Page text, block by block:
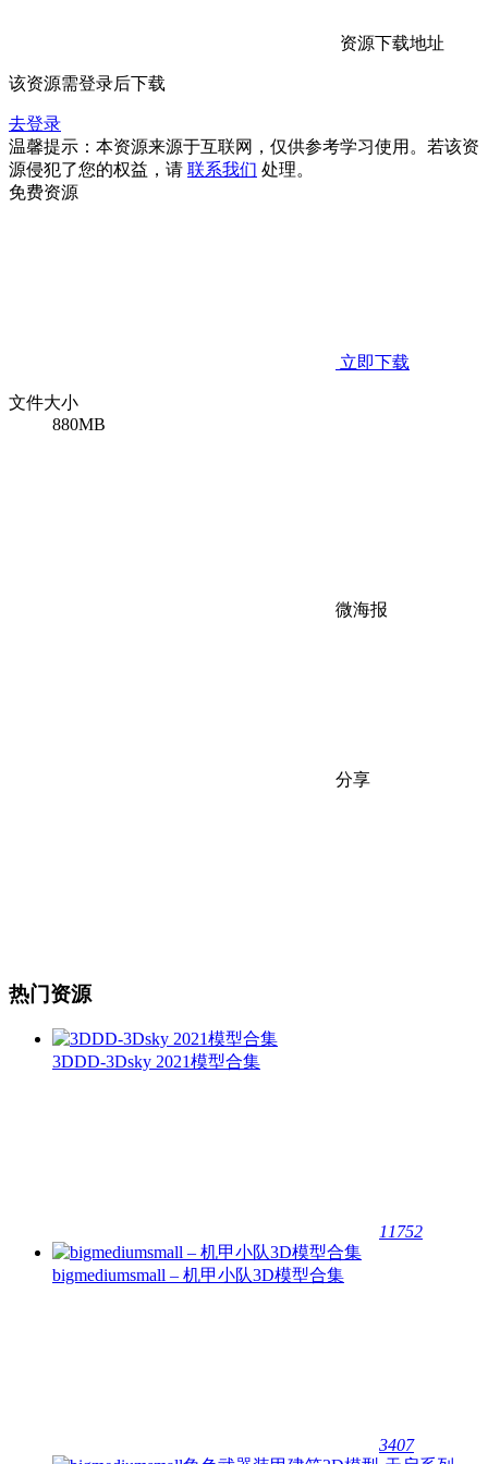
资源下载地址
该资源需登录后下载
去登录
温馨提示：本资源来源于互联网，仅供参考学习使用。若该资
源侵犯了您的权益，请 联系我们 处理。
免费资源
立即下载
文件大小
880MB
微海报
分享
热门资源
3DDD-3Dsky 2021模型合集
11752
bigmediumsmall – 机甲小队3D模型合集
3407